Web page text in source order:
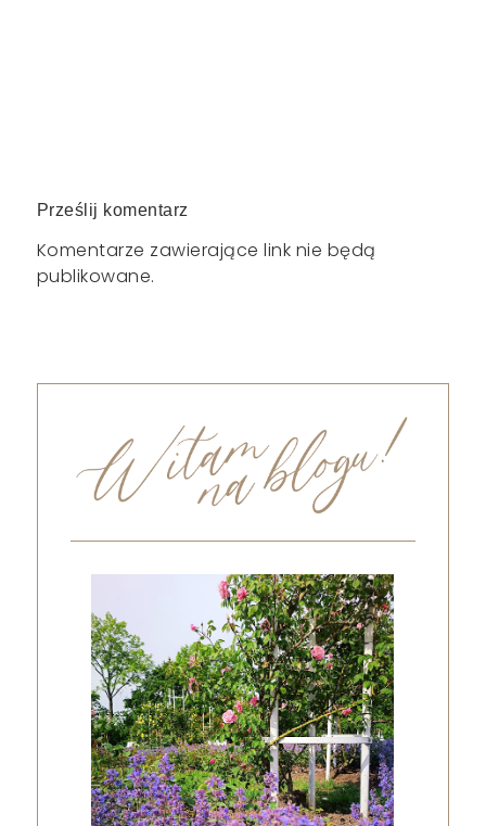
Prześlij komentarz
Komentarze zawierające link nie będą
publikowane.